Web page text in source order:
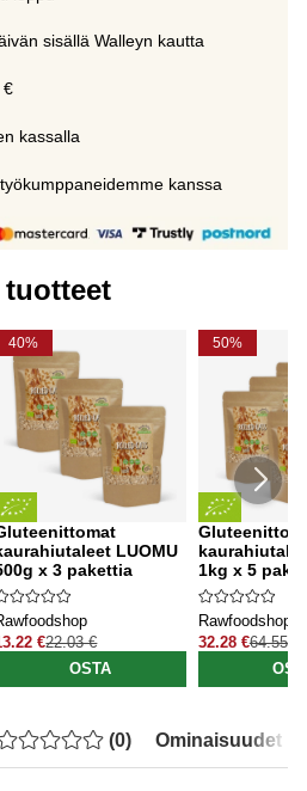
sisällä Walleyn kautta
€
kassalla
kanssa
tuotteet
40%
LUOMU
x 3 pakettia
€22.03 €
OSTA
50%
1kg x 5
Rawfoodshop
32.28 €64.55 €
(0) Ominaisuudet